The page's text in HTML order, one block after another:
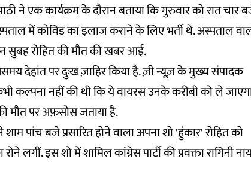
ने एक कार्यक्रम के दौरान बताया कि गुरुवार को रात चार
में कोविड का इलाज कराने के लिए भर्ती थे. अस्पताल
सुबह रोहित की मौत की खबर आई.
देहांत पर दुःख ज़ाहिर किया है. ज़ी न्यूज़ के मुख्य संपादक
कल्पना नहीं की थी कि ये वायरस उनके करीबी को ले
मौत पर अफ़सोस जताया है.
पांच बजे प्रसारित होने वाला अपना शो 'हुंकार' रोहित को
लगीं. इस शो में शामिल कांग्रेस पार्टी की प्रवक्ता रागिनी